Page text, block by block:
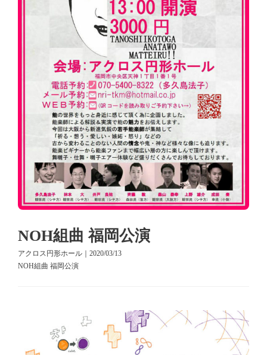
NOH組曲 福岡公演
アクロス円形ホール｜2020/03/13
NOH組曲 福岡公演